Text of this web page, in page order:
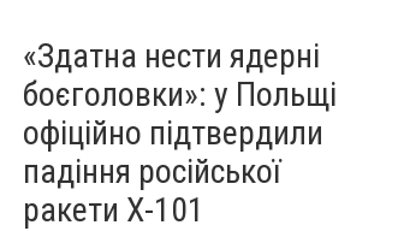
«Здатна нести ядерні
боєголовки»: у Польщі
офіційно підтвердили
падіння російської
ракети Х-101